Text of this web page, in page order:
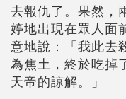
去報仇了。果然，
婷地出現在眾人面
意地說：「我此去
為焦土，終於吃掉
天帝的諒解。」